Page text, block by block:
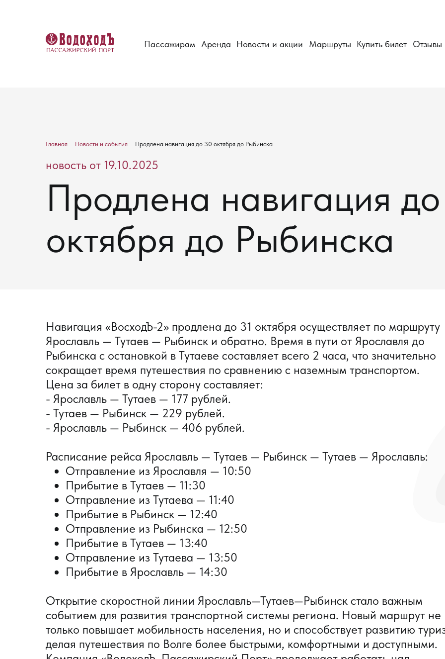
Пассажирам Аренда Новости и акции Маршруты Купить билет Отзывы
Главная Новости и события Продлена навигация до 30 октября до Рыбинска
новость от 19.10.2025
Продлена навигация
октября до Рыбинска
Навигация «ВосходЪ-2» продлена до 31 октября осуществляет по маршруту
Ярославль — Тутаев — Рыбинск и обратно. Время в пути от Ярославля до
Рыбинска с остановкой в Тутаеве составляет всего 2 часа, что значительно
сокращает время путешествия по сравнению с наземным транспортом.
Цена за билет в одну сторону составляет:
- Ярославль — Тутаев — 177 рублей.
- Тутаев — Рыбинск — 229 рублей.
- Ярославль — Рыбинск — 406 рублей.
Расписание рейса Ярославль — Тутаев — Рыбинск — Тутаев — Ярославль:
Отправление из Ярославля — 10:50
Прибытие в Тутаев — 11:30
Отправление из Тутаева — 11:40
Прибытие в Рыбинск — 12:40
Отправление из Рыбинска — 12:50
Прибытие в Тутаев — 13:40
Отправление из Тутаева — 13:50
Прибытие в Ярославль — 14:30
Открытие скоростной линии Ярославль—Тутаев—Рыбинск стало важным
событием для развития транспортной системы региона. Новый маршрут не
только повышает мобильность населения, но и способствует развитию
делая путешествия по Волге более быстрыми, комфортными и доступными.